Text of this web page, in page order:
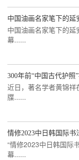
中国油画名家笔下的延
中国油画名家笔下的
幕......
300年前“中国古代护照
近日，著名学者黄锦祥
牒......
情修2023中日韩国际书
“情修2023中日韩国际
幕......